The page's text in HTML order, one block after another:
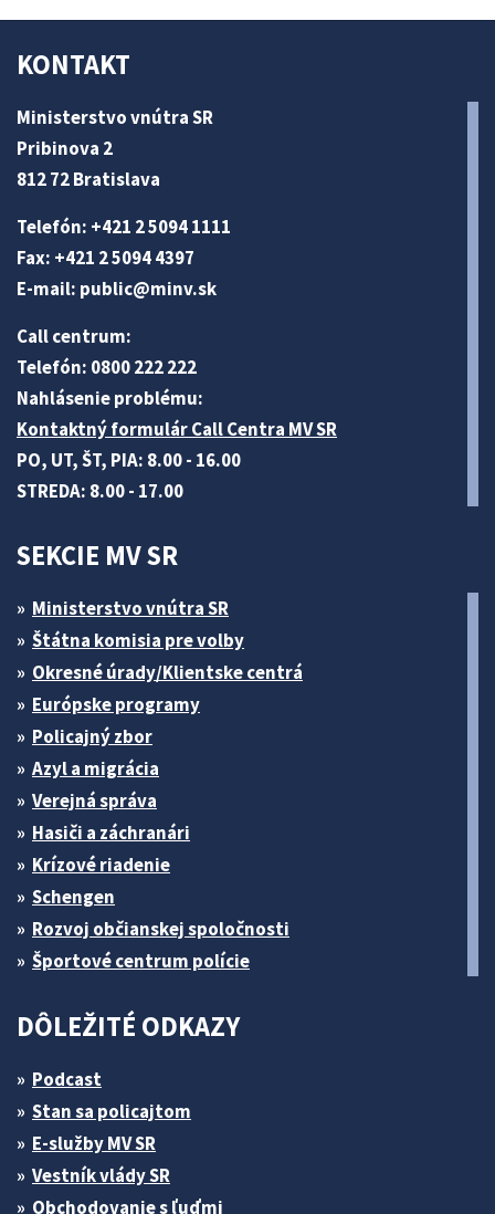
KONTAKT
Ministerstvo vnútra SR
Pribinova 2
812 72 Bratislava
Telefón: +421 2 5094 1111
Fax: +421 2 5094 4397
E-mail: public@minv.sk
Call centrum:
Telefón: 0800 222 222
Nahlásenie problému:
Kontaktný formulár Call Centra MV SR
PO, UT, ŠT, PIA: 8.00 - 16.00
STREDA: 8.00 - 17.00
SEKCIE MV SR
Ministerstvo vnútra SR
Štátna komisia pre volby
Okresné úrady/Klientske centrá
Európske programy
Policajný zbor
Azyl a migrácia
Verejná správa
Hasiči a záchranári
Krízové riadenie
Schengen
Rozvoj občianskej spoločnosti
Športové centrum polície
DÔLEŽITÉ ODKAZY
Podcast
Stan sa policajtom
E-služby MV SR
Vestník vlády SR
Obchodovanie s ľuďmi